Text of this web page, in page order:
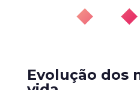
◆
Evolução dos